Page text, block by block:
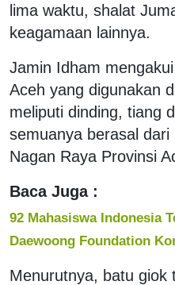
lima waktu, shalat
keagamaan lainnya.
Jamin Idham
Aceh yang digunakan
meliputi dinding, tiang
semuanya berasal
Nagan Raya Provinsi
Baca Juga :
92 Mahasiswa Indonesia
Daewoong Foundation
Menurutnya, batu giok